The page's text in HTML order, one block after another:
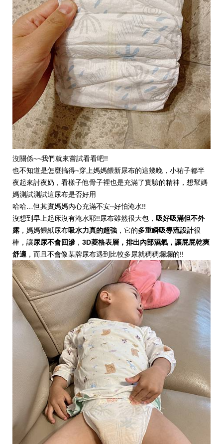
沒關係~~我們就來嘗試看看吧!!
也不知道是怎麼搞得~穿上媽媽餵新尿布的這幾晚，小祐子都半
夜起來討夜奶，看樣子他骨子裡也是充滿了實驗的精神，想幫媽
媽測試測試這尿布是否好用
哈哈…但其實媽媽內心充滿不安~好怕淹水!!
沒想到早上起床沒有淹水耶!!尿布雖然很大包， 吸好吸滿但不外
露 ，媽媽餵紙尿布吸水力真的超強 ，它的多重瞬吸導流設計很
棒，讓尿尿不會回滲 ， 3D菱格表層，排出內部濕氣，讓屁屁乾爽
舒適 ，而且不會像某牌尿布遇到比較多尿就稠稠爛爛的!!